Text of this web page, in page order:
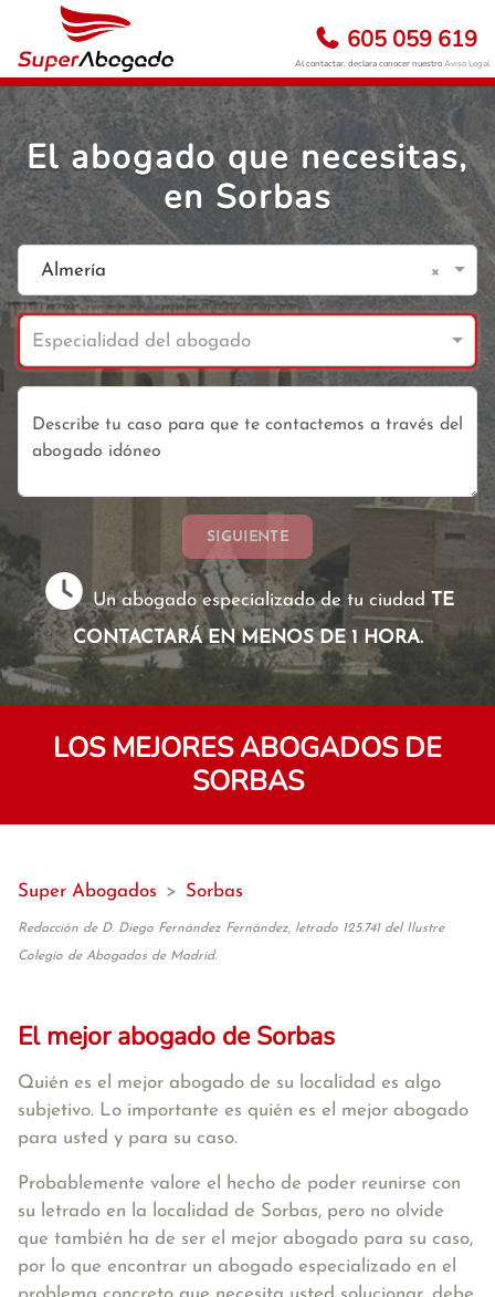
605 059 619
Al contactar, declara conocer nuestroAviso Legal
El abogado que necesitas,
en Sorbas
Almería ×
Especialidad del abogado
SIGUIENTE
Un abogado especializado de tu ciudad TE
CONTACTARÁ EN MENOS DE 1 HORA.
LOS MEJORES ABOGADOS DE
SORBAS
Super Abogados > Sorbas
Redacción de D. Diego Fernández Fernández, letrado 125.741 del Ilustre
Colegio de Abogados de Madrid.
El mejor abogado de Sorbas
Quién es el mejor abogado de su localidad es algo
subjetivo. Lo importante es quién es el mejor abogado
para usted y para su caso.
Probablemente valore el hecho de poder reunirse con
su letrado en la localidad de Sorbas, pero no olvide
que también ha de ser el mejor abogado para su caso,
por lo que encontrar un abogado especializado en el